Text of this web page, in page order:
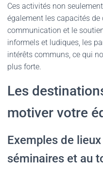
Ces activités non
également les capacités
communication et le
informels et ludiques, les
intérêts communs, ce qui
plus forte.
Les
motiver votre
Exemples de
séminaires et au